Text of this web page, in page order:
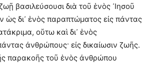
βασιλεύσουσι διὰ τοῦ ἑνὸς ᾿Ιησοῦ
ὡς δι᾿ ἑνὸς παραπτώματος εἰς πάντας
οὕτω καὶ δι᾿ ἑνὸς
ἀνθρώπους· εἰς δικαίωσιν ζωῆς.
παρακοῆς τοῦ ἑνὸς ἀνθρώπου